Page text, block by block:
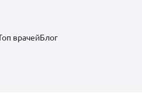
врачейБлог